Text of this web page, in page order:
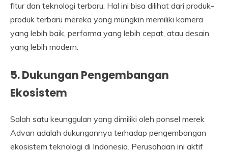
fitur dan teknologi terbaru. Hal ini bisa dilihat dari produk-
produk terbaru mereka yang mungkin memiliki kamera
yang lebih baik, performa yang lebih cepat, atau desain
yang lebih modern.
5. Dukungan Pengembangan
Ekosistem
Salah satu keunggulan yang dimiliki oleh ponsel merek
Advan adalah dukungannya terhadap pengembangan
ekosistem teknologi di Indonesia. Perusahaan ini aktif